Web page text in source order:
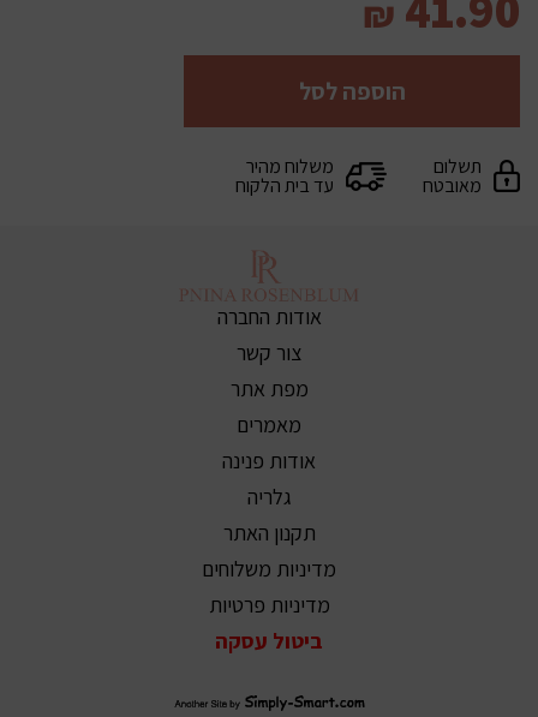
₪
הוספה לסל
תשלום
מאובטח
משלוח מהיר
עד בית הלקוח
אודות החברה
צור קשר
מפת אתר
מאמרים
אודות פנינה
גלריה
תקנון האתר
מדיניות משלוחים
מדיניות פרטיות
ביטול עסקה
סימפלי